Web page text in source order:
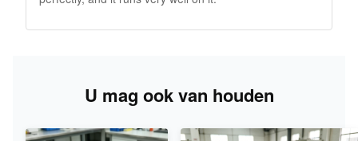
U mag ook van houden